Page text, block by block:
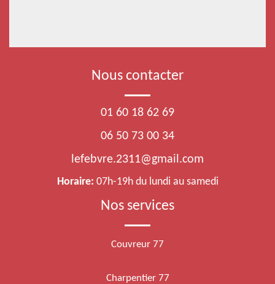
Nous contacter
01 60 18 62 69
06 50 73 00 34
lefebvre.2311@gmail.com
Horaire: 07h-19h du lundi au samedi
Nos services
Couvreur 77
Charpentier 77